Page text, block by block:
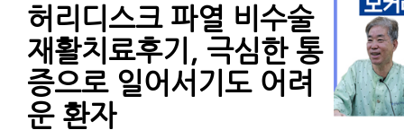
허리디스크 파열 비수술
재활치료후기, 극심한 통
증으로 일어서기도 어려
운 환자